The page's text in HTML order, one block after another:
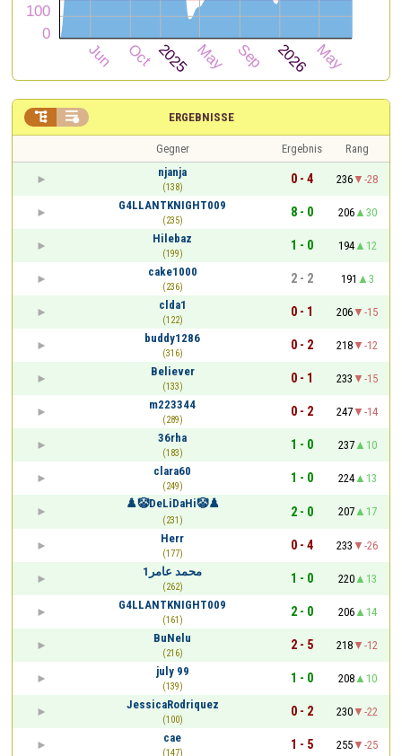
ERGEBNISSE
 
Gegner Ergebnis
Rang
njanja
(138)
0 - 4 236
-28
G4LLANTKNIGHT009
(235)
8 - 0 206
30
Hilebaz
(199)
1 - 0 194
12
cake1000
(236)
2 - 2 191
3
clda1
(122)
0 - 1 206
-15
buddy1286
(316)
0 - 2 218
-12
Believer
(133)
0 - 1 233
-15
m223344
(289)
0 - 2 247
-14
36rha
(183)
1 - 0 237
10
clara60
(249)
1 - 0 224
13
♟️🤡DeLiDaHi🤡♟️
(231)
2 - 0 207
17
Herr
(177)
0 - 4 233
-26
محمد عامر1
(262)
1 - 0 220
13
G4LLANTKNIGHT009
(161)
2 - 0 206
14
BuNelu
(216)
2 - 5 218
-12
july 99
(139)
1 - 0 208
10
JessicaRodriquez
(100)
0 - 2 230
-22
cae
(147)
1 - 5 255 -25